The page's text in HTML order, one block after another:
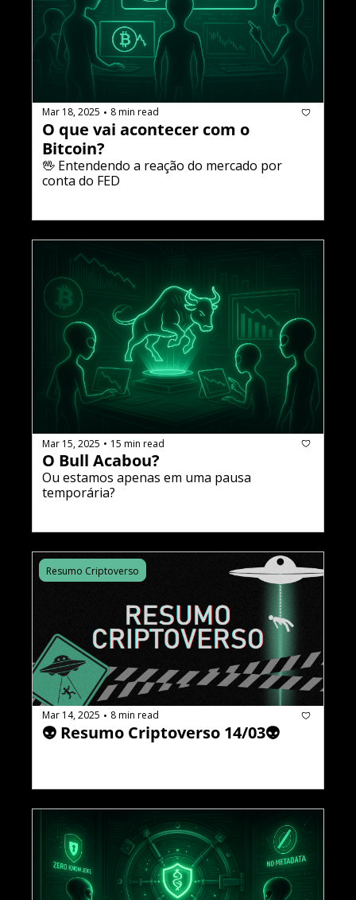
Mar 18, 2025 • 8 min read
O que vai acontecer com o
Bitcoin?
🖖 Entendendo a reação do mercado por
conta do FED
Mar 15, 2025 • 15 min read
Ou estamos apenas em uma pausa
temporária?
Resumo Criptoverso
Mar 14, 2025 • 8 min read
👽 Resumo Criptoverso 14/03👽